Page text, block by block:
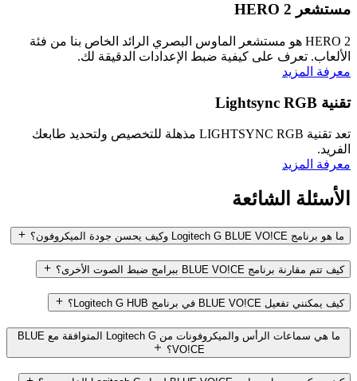
مستشعر HERO 2
HERO 2 هو مستشعر الماوس البصري الرائد الخاص بنا من فئة
الألعاب. تعرف على كيفية ضبط الإعدادات الدقيقة لك.
معرفة المزيد
تقنية Lightsync RGB
تعد تقنية LIGHTSYNC RGB مذهلة للتخصيص ولتحديد طابعك
الفريد.
معرفة المزيد
الأسئلة الشائعة
ما هو برنامج Logitech G BLUE VO!CE وكيف يحسن جودة الميكروفون؟
كيف تتم مقارنة برنامج BLUE VO!CE ببرامج ضبط الصوت الأخرى؟
كيف يمكنني تفعيل BLUE VO!CE في برنامج Logitech G HUB؟
ما هي سماعات الرأس والميكروفونات من Logitech G المتوافقة مع BLUE
VO!CE؟